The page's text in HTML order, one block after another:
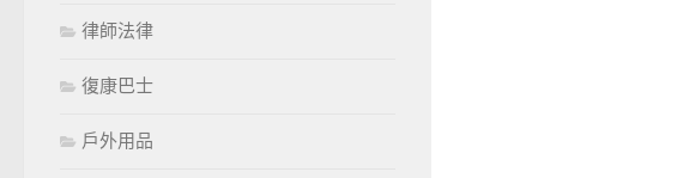
律師法律
復康巴士
戶外用品